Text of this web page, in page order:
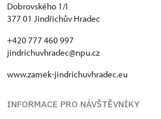
Dobrovského 1/I
377 01 Jindřichův Hradec
+420 777 460 997
jindrichuvhradec@npu.cz
www.zamek-jindrichuvhradec.eu
INFORMACE PRO NÁVŠTĚVNÍKY